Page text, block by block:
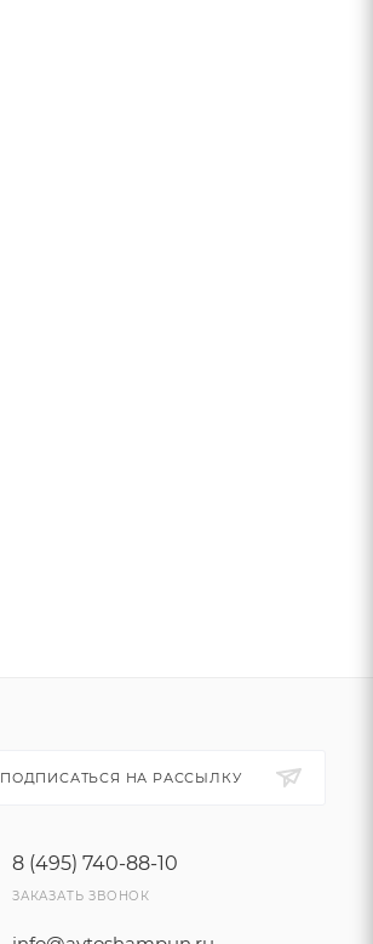
ПОДПИСАТЬСЯ НА РАССЫЛКУ
8 (495) 740-88-10
ЗАКАЗАТЬ ЗВОНОК